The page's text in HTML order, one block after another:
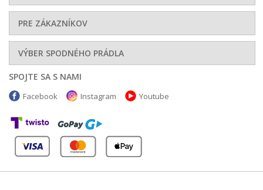
PRE ZÁKAZNÍKOV
VÝBER SPODNÉHO PRÁDLA
SPOJTE SA S NAMI
Facebook Instagram Youtube